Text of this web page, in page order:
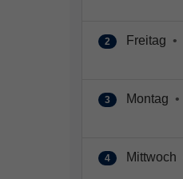
2 Freitag •
3 Montag •
4 Mittwoch